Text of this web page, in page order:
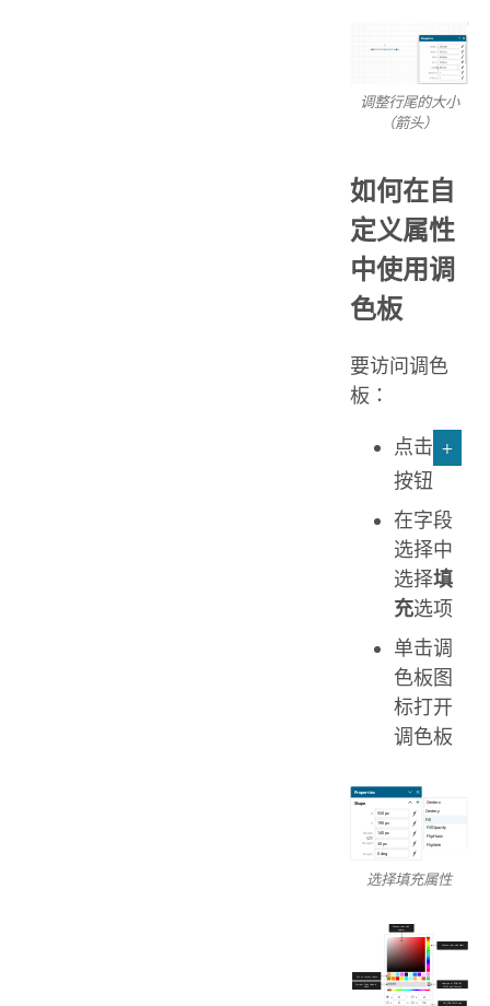
调整行尾的大小
（箭头）
如何在自
定义属性
中使用调
色板
要访问调色
板：
点击 +
按钮
在字段
选择中
选择填
充选项
单击调
色板图
标打开
调色板
选择填充属性